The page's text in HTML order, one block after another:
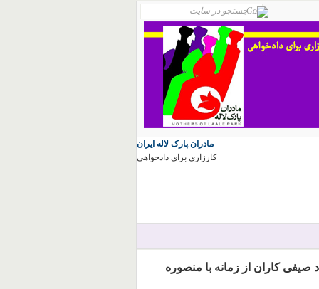
مادران پارک لاله ایران
کارزاری برای دادخواهی
کاران از زمانه با منصوره